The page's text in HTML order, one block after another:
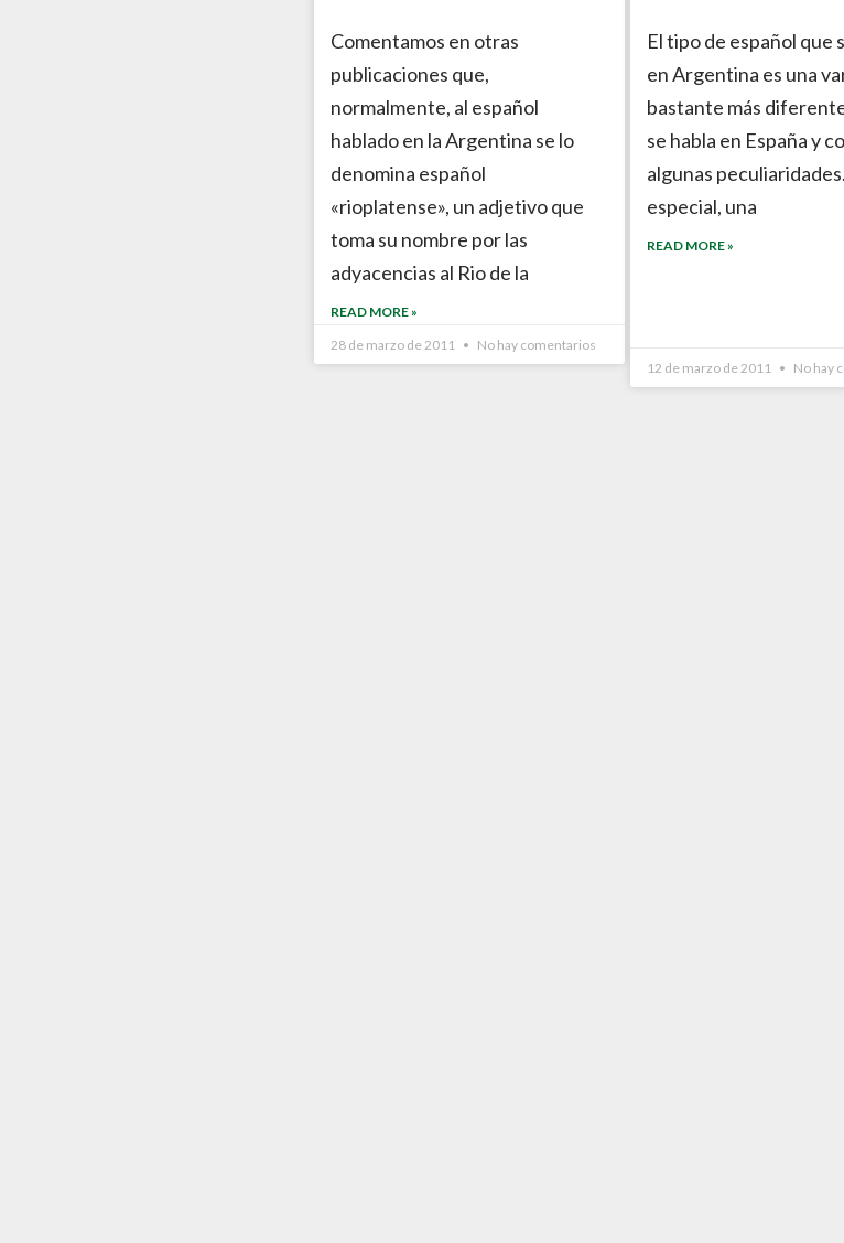
Comentamos en otras
publicaciones que,
normalmente, al español
hablado en la Argentina se lo
denomina español
«rioplatense», un adjetivo que
toma su nombre por las
adyacencias al Rio de la
READ MORE »
28 de marzo de 2011
No hay comentarios
El tipo de español que
en Argentina es una
bastante más
se habla en España y
algunas
especial, una
READ MORE »
12 de marzo de 2011 No hay